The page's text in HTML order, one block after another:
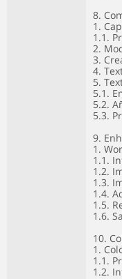
8.
1.
1.1.
2.
3.
4.
5.
5.1.
5.2.
5.3.
9.
1.
1.1.
1.2.
1.3.
1.4.
1.5.
1.6.
10.
1.
1.1.
1.2.